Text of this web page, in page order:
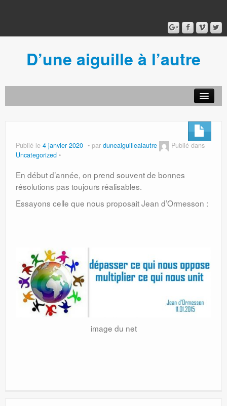
D’une aiguille à l’autre
Publié le 4 janvier 2020 par duneaiguillealautre
Publié dans
Uncategorized
En début d’année, on prend souvent de bonnes
résolutions pas toujours réalisables.
Essayons celle que nous proposait Jean d’Ormesson :
image du net